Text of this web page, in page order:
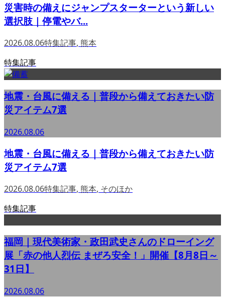
災害時の備えにジャンプスターターという新しい
選択肢｜停電やバ...
2026.08.06特集記事, 熊本
特集記事
地震・台風に備える｜普段から備えておきたい防
災アイテム7選
2026.08.06
地震・台風に備える｜普段から備えておきたい防
災アイテム7選
2026.08.06特集記事, 熊本, そのほか
特集記事
福岡｜現代美術家・政田武史さんのドローイング
展「赤の他人烈伝 まぜろ安全！」開催【8月8日～
31日】
2026.08.06